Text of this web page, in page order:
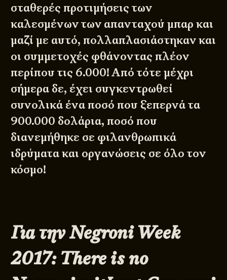
σταθερές προτιμήσεις των
καλεσμένων των απανταχού μπαρ και
μαζί με αυτό, πολλαπλασιάστηκαν και
οι συμμετοχές φθάνοντας πλέον
περίπου τις 6.000! Από τότε μέχρι
σήμερα δε, έχει συγκεντρωθεί
συνολικά ένα ποσό που ξεπερνά τα
900.000 δολάρια, ποσό που
διανεμήθηκε σε φιλανθρωπικά
ιδρύματα και οργανώσεις σε όλο τον
κόσμο!
Για την Negroni Week
2017: There is no